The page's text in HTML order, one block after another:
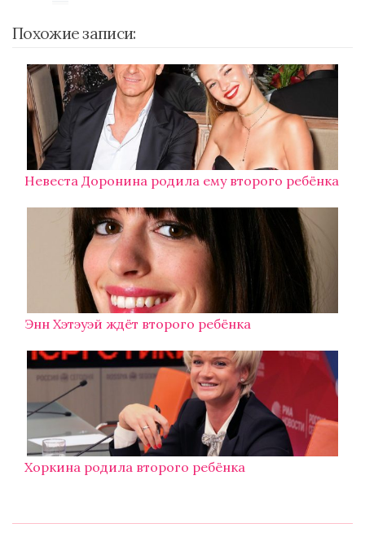
Похожие записи:
Невеста Доронина родила ему второго ребёнка
Энн Хэтэуэй ждёт второго ребёнка
Хоркина родила второго ребёнка